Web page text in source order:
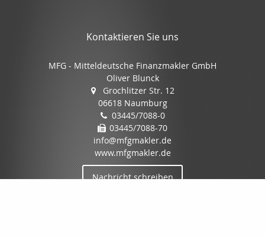
Kontaktieren Sie uns
MFG - Mitteldeutsche Finanzmakler GmbH
Oliver Blunck
Grochlitzer Str. 12
06618 Naumburg
03445/7088-0
03445/7088-70
info@mfgmakler.de
www.mfgmakler.de
Nachricht schreiben